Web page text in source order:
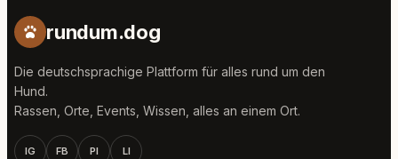
rundum.dog
Die deutschsprachige Plattform für alles rund um den
Hund.
Rassen, Orte, Events, Wissen, alles an einem Ort.
IG FB PI LI